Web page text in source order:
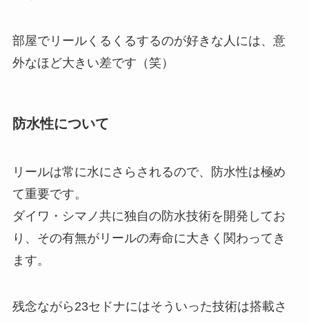
部屋でリールくるくるするのが好きな人には、意
外なほど大きい差です（笑）
防水性について
リールは常に水にさらされるので、防水性は極め
て重要です。
ダイワ・シマノ共に独自の防水技術を開発してお
り、その有無がリールの寿命に大きく関わってき
ます。
残念ながら23セドナにはそういった技術は搭載さ